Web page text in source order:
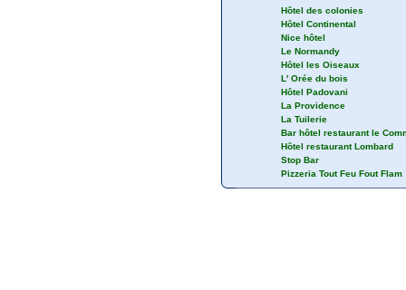
Hôtel des colonies
Hôtel Continental
Nice hôtel
Le Normandy
Hôtel les Oiseaux
L' Orée du bois
Hôtel Padovani
La Providence
La Tuilerie
Bar hôtel restaurant le
Hôtel restaurant Lombard
Stop Bar
Pizzeria Tout Feu Fout Flam